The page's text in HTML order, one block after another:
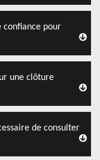
confiance pour
une clôture
de consulter